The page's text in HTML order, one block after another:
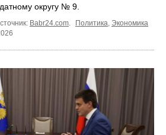
округу № 9.
Babr24.com Политика Экономика